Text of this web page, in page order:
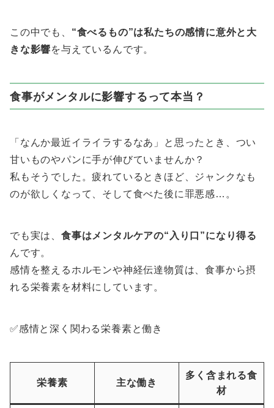
この中でも、 “食べるもの”は私たちの感情に意外と大
きな影響を与えているんです。
食事がメンタルに影響するって本当？
「なんか最近イライラするなあ」と思ったとき、つい
甘いものやパンに手が伸びていませんか？
私もそうでした。疲れているときほど、ジャンクなも
のが欲しくなって、そして食べた後に罪悪感…。
でも実は、 食事はメンタルケアの“入り口”になり得る
んです。
感情を整えるホルモンや神経伝達物質は、食事から摂
れる栄養素を材料にしています。
✅感情と深く関わる栄養素と働き
栄養素 主な働き
多く含まれる食
材